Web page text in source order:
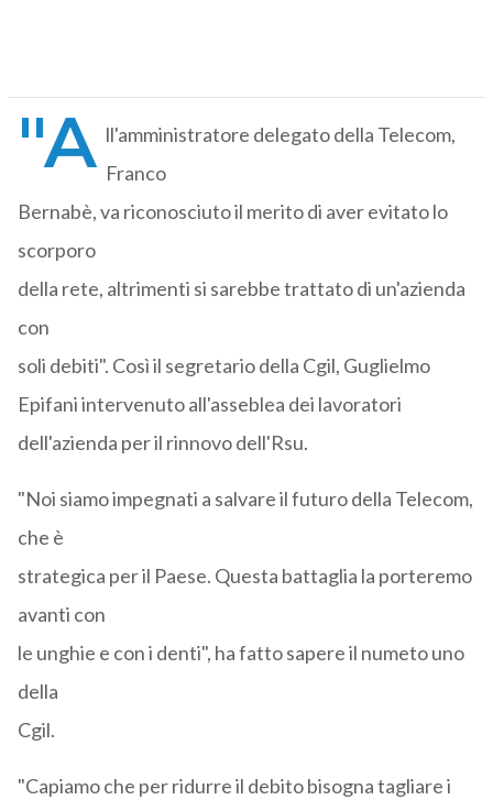
"A ll'amministratore delegato della Telecom,
Franco
Bernabè, va riconosciuto il merito di aver evitato lo
scorporo
della rete, altrimenti si sarebbe trattato di un'azienda
con
soli debiti". Così il segretario della Cgil, Guglielmo
Epifani intervenuto all'asseblea dei lavoratori
dell'azienda per il rinnovo dell'Rsu.
"Noi siamo impegnati a salvare il futuro della Telecom,
che è
strategica per il Paese. Questa battaglia la porteremo
avanti con
le unghie e con i denti", ha fatto sapere il numeto uno
della
Cgil.
"Capiamo che per ridurre il debito bisogna tagliare i